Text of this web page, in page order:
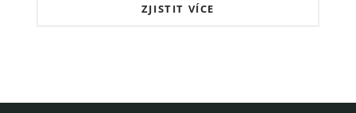
ZJISTIT VÍCE